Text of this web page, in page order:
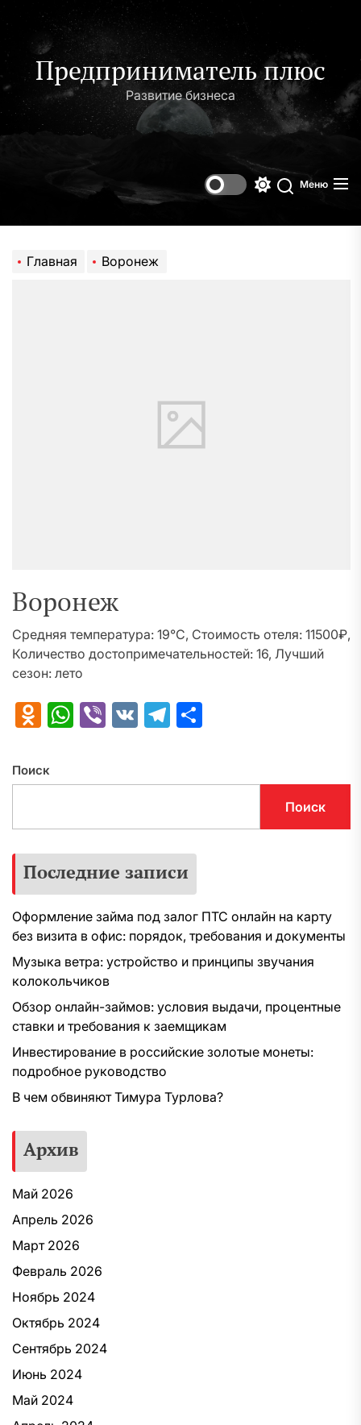
содержимому
Предприниматель плюс
Развитие бизнеса
Поиск
Меню
Главная Воронеж
Воронеж
Средняя температура: 19°C, Стоимость отеля: 11500₽,
Количество достопримечательностей: 16, Лучший
сезон: лето
Odnoklassniki
WhatsApp
Viber
VK Telegram
Поиск
Поиск
Последние записи
Оформление займа под залог ПТС онлайн на карту
без визита в офис: порядок, требования и документы
Музыка ветра: устройство и принципы звучания
колокольчиков
Обзор онлайн-займов: условия выдачи, процентные
ставки и требования к заемщикам
Инвестирование в российские золотые монеты:
подробное руководство
В чем обвиняют Тимура Турлова?
Архив
Май 2026
Апрель 2026
Март 2026
Февраль 2026
Ноябрь 2024
Октябрь 2024
Сентябрь 2024
Июнь 2024
Май 2024